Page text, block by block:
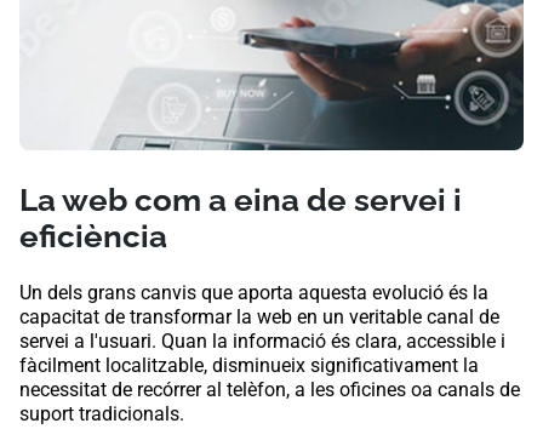
La web com a eina de servei i
eficiència
Un dels grans canvis que aporta aquesta evolució és la
capacitat de transformar la web en un veritable canal de
servei a l'usuari. Quan la informació és clara, accessible i
fàcilment localitzable, disminueix significativament la
necessitat de recórrer al telèfon, a les oficines oa canals de
suport tradicionals.